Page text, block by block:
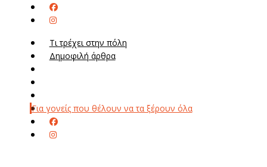
Τι τρέχει στην πόλη
Δημοφιλή άρθρα
Για γονείς που θέλουν να τα ξέρουν όλα